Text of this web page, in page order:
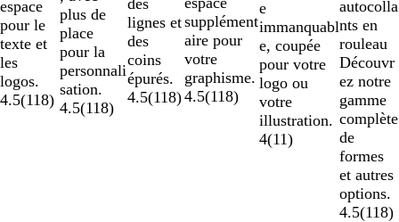
espace
pour le
texte et
les
logos.
4.5(118)
plus de
place
pour la
personnali
sation.
4.5(118)
lignes et
des
coins
épurés.
4.5(118)
supplément
aire pour
votre
graphisme.
4.5(118)
e
immanquabl
e, coupée
pour votre
logo ou
votre
illustration.
4(11)
autocolla
nts en
rouleau
Découvr
ez notre
gamme
complète
de
formes
et autres
options.
4.5(118)